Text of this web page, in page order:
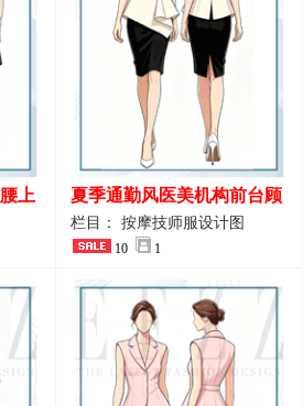
上
设
夏季通勤风医美机构前台顾
问端庄工作制服
栏目： 按摩技师服设计图
10 1